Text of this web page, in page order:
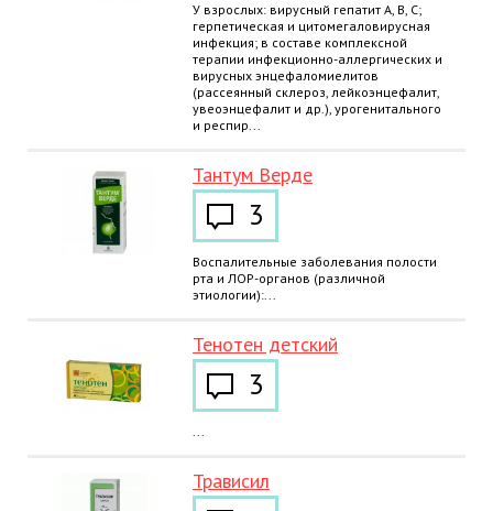
У взрослых: вирусный гепатит А, В, С;
герпетическая и цитомегаловирусная
инфекция; в составе комплексной
терапии инфекционно-аллергических и
вирусных энцефаломиелитов
(рассеянный склероз, лейкоэнцефалит,
увеоэнцефалит и др.), урогенитального
и респир...
Тантум Верде
3
Воспалительные заболевания полости
рта и ЛОР-органов (различной
этиологии):...
Тенотен детский
3
...
Трависил